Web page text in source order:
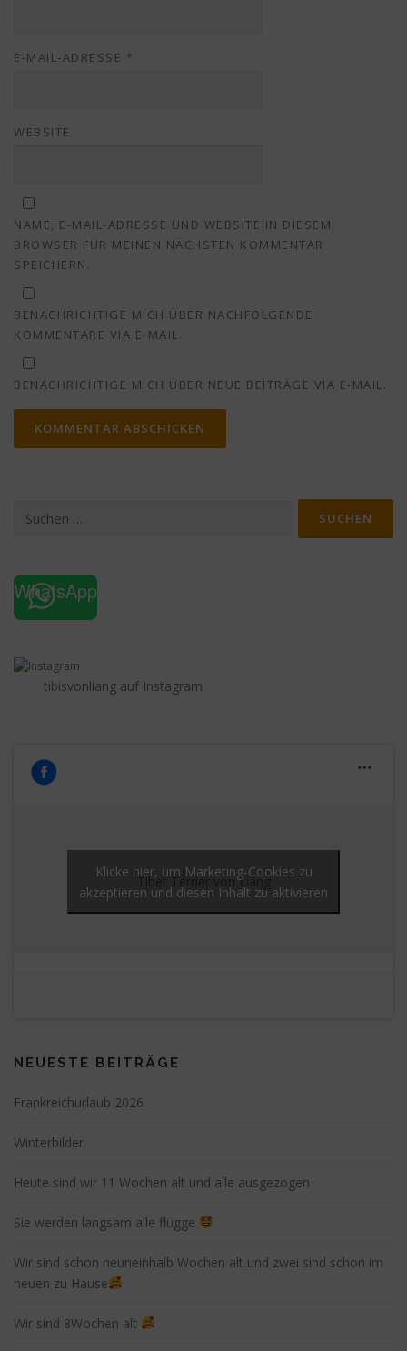
E-MAIL-ADRESSE *
WEBSITE
NAME, E-MAIL-ADRESSE UND WEBSITE IN DIESEM
BROWSER FÜR MEINEN NÄCHSTEN KOMMENTAR
SPEICHERN.
BENACHRICHTIGE MICH ÜBER NACHFOLGENDE
KOMMENTARE VIA E-MAIL.
BENACHRICHTIGE MICH ÜBER NEUE BEITRÄGE VIA E-MAIL.
nach:
WhatsApp
tibisvonliang auf Instagram
Tibet Terrier von Liáng
Klicke hier, um Marketing-Cookies zu
akzeptieren und diesen Inhalt zu aktivieren
NEUESTE BEITRÄGE
Frankreichurlaub 2026
Winterbilder
Heute sind wir 11 Wochen alt und alle ausgezogen
Sie werden langsam alle flügge
Wir sind schon neuneinhalb Wochen alt und zwei sind schon im
neuen zu Hause
Wir sind 8Wochen alt